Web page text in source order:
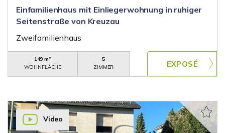
Einfamilienhaus mit Einliegerwohnung in ruhiger
Seitenstraße von Kreuzau
Zweifamilienhaus
149 m²
WOHNFLÄCHE
5
ZIMMER
Video